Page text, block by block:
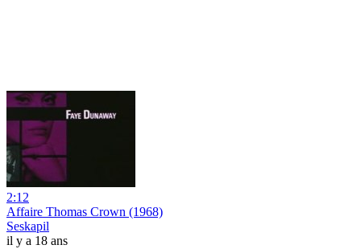
2:12
Affaire Thomas Crown (1968)
Seskapil
il y a 18 ans